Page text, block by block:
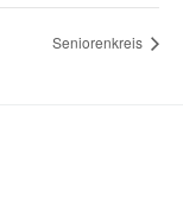
Seniorenkreis